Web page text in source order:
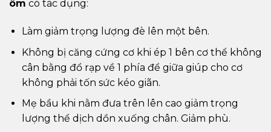
ôm có tác dụng:
Làm giảm trọng lượng đè lên một bên.
Không bị căng cứng cơ khi ép 1 bên cơ thể không
cân bằng đổ rạp về 1 phía để giữa giúp cho cơ
không phải tốn sức kéo giãn.
Mẹ bầu khi nằm đưa trên lên cao giảm trọng
lượng thể dịch dồn xuống chân. Giảm phù.